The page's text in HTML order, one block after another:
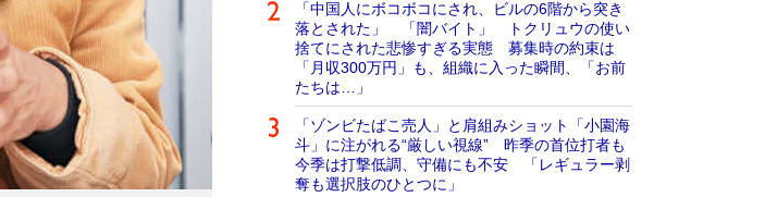
「中国人にボコボコにされ、ビルの6階から突き
落とされた」 「闇バイト」 トクリュウの使い
捨てにされた悲惨すぎる実態 募集時の約束は
「月収300万円」も、組織に入った瞬間、「お前
たちは…」
「ゾンビたばこ売人」と肩組みショット「小園海
斗」に注がれる“厳しい視線” 昨季の首位打者も
今季は打撃低調、守備にも不安 「レギュラー剥
奪も選択肢のひとつに」